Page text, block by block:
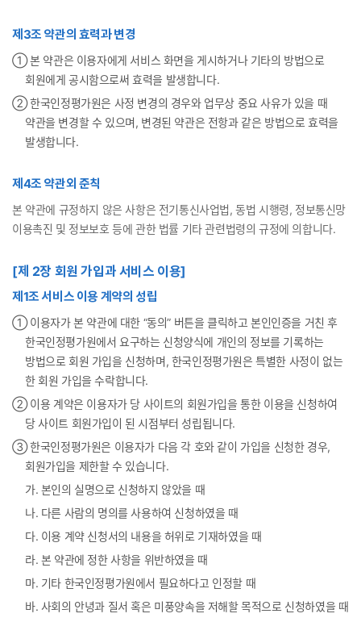
제3조 약관의 효력과 변경
① 본 약관은 이용자에게 서비스 화면을 게시하거나 기타의 방법으로
회원에게 공시함으로써 효력을 발생합니다.
② 한국인정평가원은 사정 변경의 경우와 업무상 중요 사유가 있을 때
약관을 변경할 수 있으며, 변경된 약관은 전항과 같은 방법으로 효력을
발생합니다.
제4조 약관외 준칙
본 약관에 규정하지 않은 사항은 전기통신사업법, 동법 시행령, 정보통신망
이용촉진 및 정보보호 등에 관한 법률 기타 관련법령의 규정에 의합니다.
[제 2장 회원 가입과 서비스 이용]
제1조 서비스 이용 계약의 성립
① 이용자가 본 약관에 대한 “동의” 버튼을 클릭하고 본인인증을 거친 후
한국인정평가원에서 요구하는 신청양식에 개인의 정보를 기록하는
방법으로 회원 가입을 신청하며, 한국인정평가원은 특별한 사정이 없는
한 회원 가입을 수락합니다.
② 이용 계약은 이용자가 당 사이트의 회원가입을 통한 이용을 신청하여
당 사이트 회원가입이 된 시점부터 성립됩니다.
③ 한국인정평가원은 이용자가 다음 각 호와 같이 가입을 신청한 경우,
회원가입을 제한할 수 있습니다.
가. 본인의 실명으로 신청하지 않았을 때
나. 다른 사람의 명의를 사용하여 신청하였을 때
다. 이용 계약 신청서의 내용을 허위로 기재하였을 때
라. 본 약관에 정한 사항을 위반하였을 때
마. 기타 한국인정평가원에서 필요하다고 인정할 때
바. 사회의 안녕과 질서 혹은 미풍양속을 저해할 목적으로 신청하였을 때